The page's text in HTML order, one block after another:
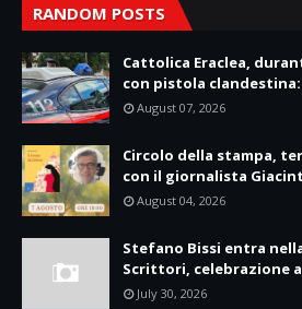
RANDOM POSTS
Cattolica Eraclea,
con pistola
August 07, 2026
Circolo della stampa,
con il giornalista
August 04, 2026
Stefano Bissi entra
Scrittori, celebrazione a
July 30, 2026